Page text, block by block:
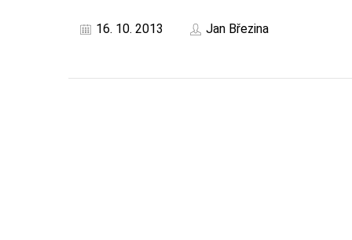
16. 10. 2013 Jan Březina